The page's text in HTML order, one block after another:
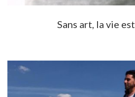
Sans art, la vie